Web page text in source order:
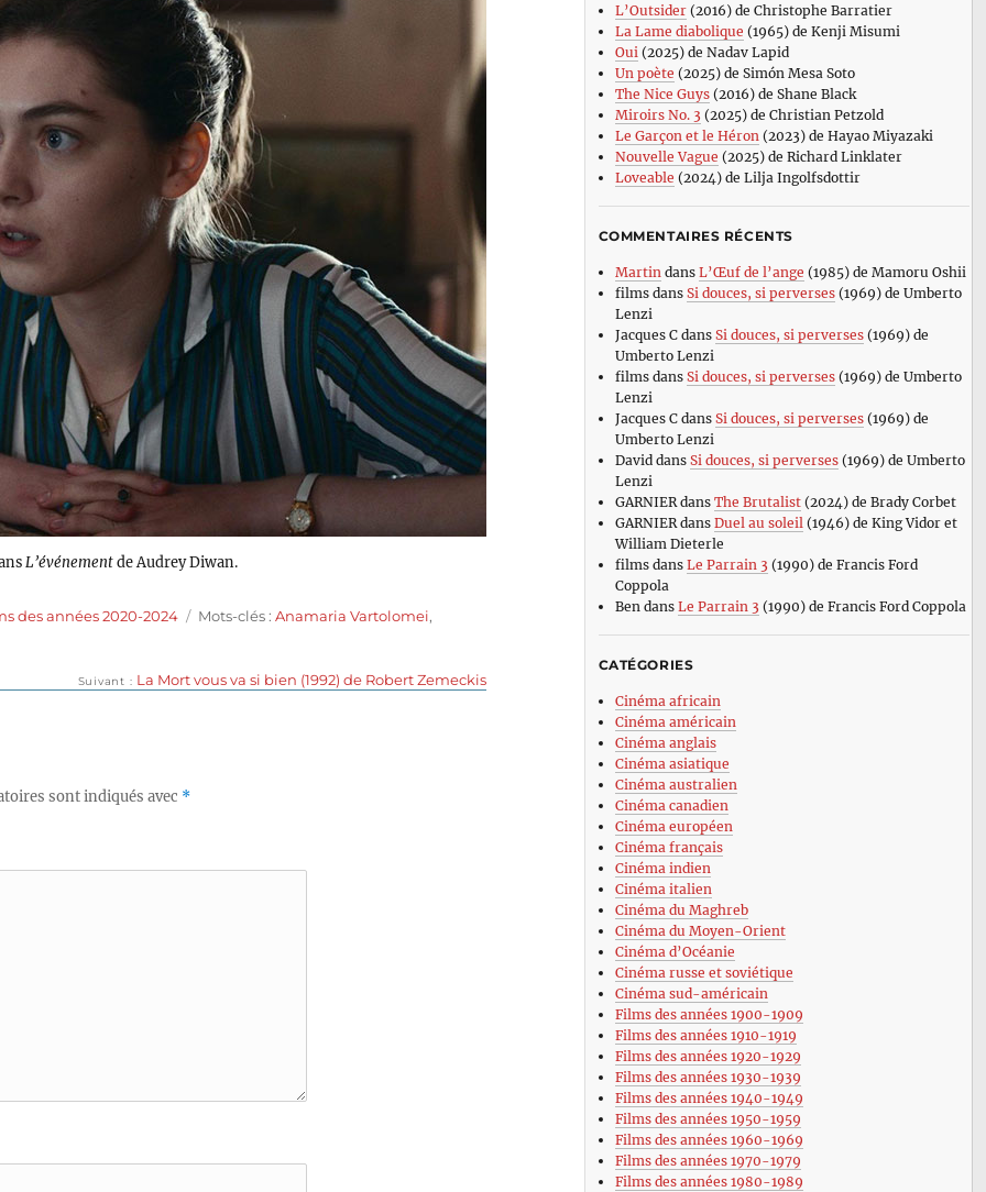
L’événementde Audrey Diwan.
des années 2020-2024 Étiquettes
Mots-clés :Anamaria Vartolomei,
Suivant
Publication
La Mort vous va si bien (1992) de Robert Zemeckis
sont indiqués avec *
L’Outsider(2016) de Christophe Barratier
La Lame diabolique (1965) de Kenji Misumi
Oui(2025) de Nadav Lapid
Un poète (2025) de Simón Mesa Soto
The Nice Guys(2016) de Shane Black
Miroirs No. 3 (2025) de Christian Petzold
Le Garçon et le Héron(2023) de Hayao Miyazaki
Nouvelle Vague (2025) de Richard Linklater
Loveable (2024) de Lilja Ingolfsdottir
COMMENTAIRES RÉCENTS
Martin dans L’Œuf de l’ange (1985) de Mamoru Oshii
filmsdans Si douces, si perverses(1969) de Umberto
Lenzi
Jacques Cdans Si douces, si perverses(1969) de
Umberto Lenzi
filmsdans Si douces, si perverses(1969) de Umberto
Lenzi
Jacques Cdans Si douces, si perverses(1969) de
Umberto Lenzi
David dans Si douces, si perverses(1969) de Umberto
Lenzi
GARNIERdans The Brutalist(2024) de Brady Corbet
GARNIERdans Duel au soleil (1946) de King Vidor et
William Dieterle
filmsdans Le Parrain 3 (1990) de Francis Ford
Coppola
Ben dans Le Parrain 3 (1990) de Francis Ford Coppola
CATÉGORIES
Cinéma africain
Cinéma américain
Cinéma anglais
Cinéma asiatique
Cinéma australien
Cinéma canadien
Cinéma européen
Cinéma français
Cinéma indien
Cinéma italien
Cinéma du Maghreb
Cinéma du Moyen-Orient
Cinéma d’Océanie
Cinéma russe et soviétique
Cinéma sud-américain
Films des années 1900-1909
Films des années 1910-1919
Films des années 1920-1929
Films des années 1930-1939
Films des années 1940-1949
Films des années 1950-1959
Films des années 1960-1969
Films des années 1970-1979
Films des années 1980-1989